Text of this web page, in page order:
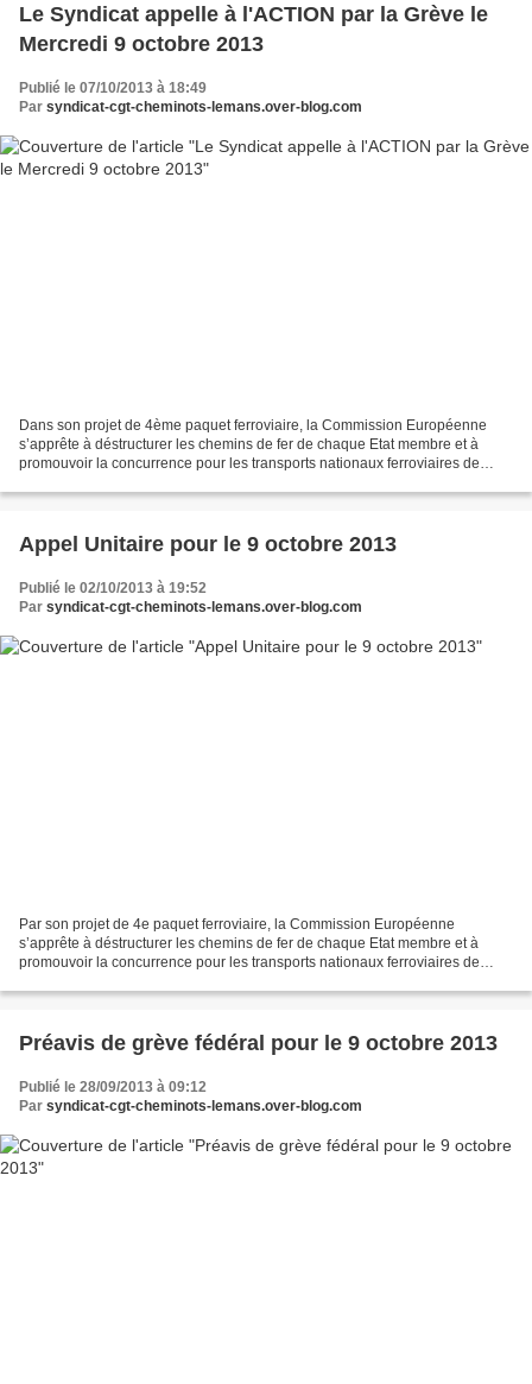
Le Syndicat appelle à l'ACTION par la Grève le
Mercredi 9 octobre 2013
Publié le 07/10/2013 à 18:49
Par syndicat-cgt-cheminots-lemans.over-blog.com
Dans son projet de 4ème paquet ferroviaire, la Commission Européenne
s’apprête à déstructurer les chemins de fer de chaque Etat membre et à
promouvoir la concurrence pour les transports nationaux ferroviaires de
Appel Unitaire pour le 9 octobre 2013
Publié le 02/10/2013 à 19:52
Par syndicat-cgt-cheminots-lemans.over-blog.com
Par son projet de 4e paquet ferroviaire, la Commission Européenne
s’apprête à déstructurer les chemins de fer de chaque Etat membre et à
promouvoir la concurrence pour les transports nationaux ferroviaires de
Préavis de grève fédéral pour le 9 octobre 2013
Publié le 28/09/2013 à 09:12
Par syndicat-cgt-cheminots-lemans.over-blog.com